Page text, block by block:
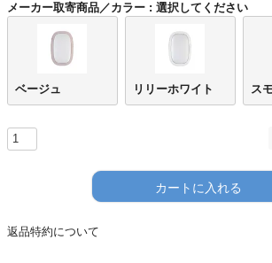
メーカー取寄商品／カラー 選択してください
ベージュ リリーホワイト ス
カートに入れる
返品特約について